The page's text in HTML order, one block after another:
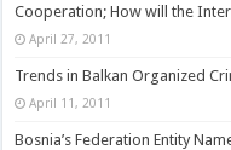
Cooperation; How will the
April 27, 2011
Trends in Balkan Organized
April 11, 2011
Bosnia’s Federation Entity